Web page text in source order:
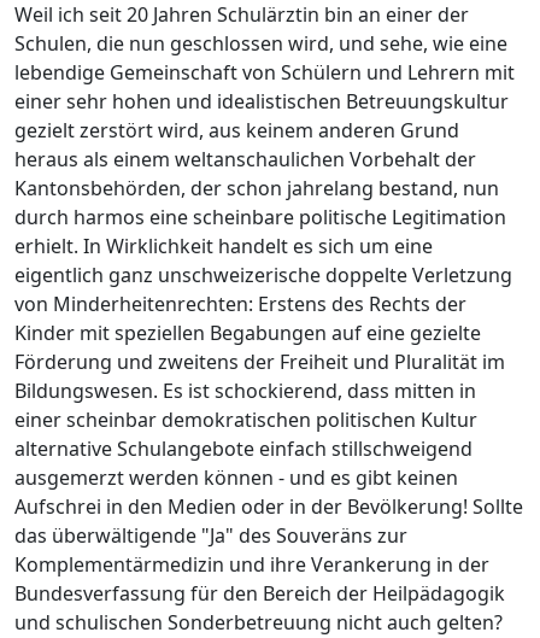
Weil ich seit 20 Jahren Schulärztin bin an einer der
Schulen, die nun geschlossen wird, und sehe, wie eine
lebendige Gemeinschaft von Schülern und Lehrern mit
einer sehr hohen und idealistischen Betreuungskultur
gezielt zerstört wird, aus keinem anderen Grund
heraus als einem weltanschaulichen Vorbehalt der
Kantonsbehörden, der schon jahrelang bestand, nun
durch harmos eine scheinbare politische Legitimation
erhielt. In Wirklichkeit handelt es sich um eine
eigentlich ganz unschweizerische doppelte Verletzung
von Minderheitenrechten: Erstens des Rechts der
Kinder mit speziellen Begabungen auf eine gezielte
Förderung und zweitens der Freiheit und Pluralität im
Bildungswesen. Es ist schockierend, dass mitten in
einer scheinbar demokratischen politischen Kultur
alternative Schulangebote einfach stillschweigend
ausgemerzt werden können - und es gibt keinen
Aufschrei in den Medien oder in der Bevölkerung! Sollte
das überwältigende "Ja" des Souveräns zur
Komplementärmedizin und ihre Verankerung in der
Bundesverfassung für den Bereich der Heilpädagogik
und schulischen Sonderbetreuung nicht auch gelten?